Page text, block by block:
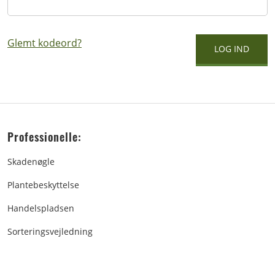
Glemt kodeord?
Professionelle:
Skadenøgle
Plantebeskyttelse
Handelspladsen
Sorteringsvejledning